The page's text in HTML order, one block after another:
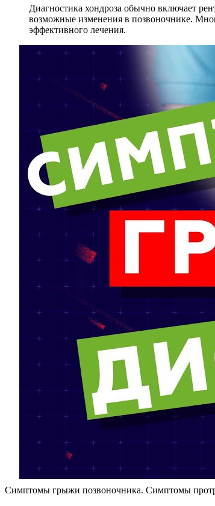
Диагностика хондроза обычно включает
возможные изменения в позвоночнике.
эффективного лечения.
Симптомы грыжи позвоночника. Симптомы